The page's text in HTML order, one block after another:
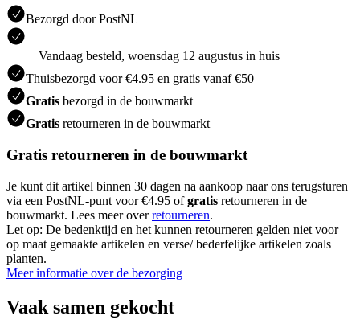
Bezorgd door PostNL
Vandaag besteld, woensdag 12 augustus in huis
Thuisbezorgd voor €4.95 en gratis vanaf €50
Gratis bezorgd in de bouwmarkt
Gratis retourneren in de bouwmarkt
Gratis retourneren in de bouwmarkt
Je kunt dit artikel binnen 30 dagen na aankoop naar ons terugsturen
via een PostNL-punt voor €4.95 ofgratis retourneren in de
bouwmarkt. Lees meer overretourneren.
Let op: De bedenktijd en het kunnen retourneren gelden niet voor
op maat gemaakte artikelen en verse/ bederfelijke artikelen zoals
planten.
Meer informatie over de bezorging
Vaak samen gekocht